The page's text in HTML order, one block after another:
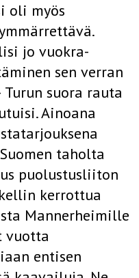
oli myös
jo vuokra-
sen verran
suora rauta
Ainoana
taholta
puolustusliiton
kerrottua
Mannerheimille
vuotta
entisen